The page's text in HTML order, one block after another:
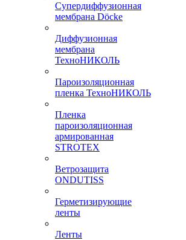
Супердиффузионная
мембрана Döcke
Диффузионная
мембрана
ТехноНИКОЛЬ
Пароизоляционная
пленка ТехноНИКОЛЬ
Пленка
пароизоляционная
армированная
STROTEX
Ветрозащита
ONDUTISS
Герметизирующие
ленты
Ленты